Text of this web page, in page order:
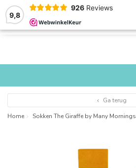
9,8
926 Reviews
MENU
Ga terug
Home
Sokken The Giraffe by Many Mornings